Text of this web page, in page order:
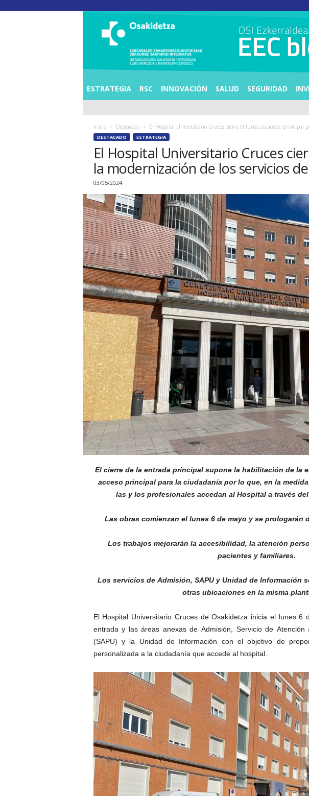
A
R
T
E
R
R
I
C
R
U
C
E
S
ESTRATEGIA RSC INNOVACIÓN SALUD SEGURIDAD
Inicio Destacado El Hospital Universitario Cruces cierra el lunes su acceso principal
DESTACADO ESTRATEGIA
El Hospital Universitario Cruces
la modernización de los servicios
03/05/2024
El cierre de la entrada principal supone la habilitación de la
acceso principal para la ciudadanía por lo que, en la
las y los profesionales accedan al Hospital a través del
Las obras comienzan el lunes 6 de mayo y se prologarán
Los trabajos mejorarán la accesibilidad, la atención
pacientes y familiares.
Los servicios de Admisión, SAPU y Unidad de Información
otras ubicaciones en la misma
El Hospital Universitario Cruces de Osakidetza inicia el lunes
entrada y las áreas anexas de Admisión, Servicio de Atención
(SAPU) y la Unidad de Información con el objetivo de
personalizada a la ciudadanía que accede al hospital.